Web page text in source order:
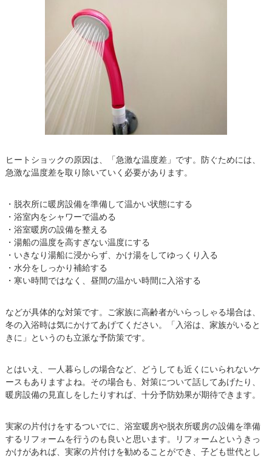
ヒートショックの原因は、「急激な温度差」です。防ぐためには、
急激な温度差を取り除いていく必要があります。
・脱衣所に暖房設備を準備して温かい状態にする
・浴室内をシャワーで温める
・浴室暖房の設備を整える
・湯船の温度を高すぎない温度にする
・いきなり湯船に浸からず、かけ湯をしてゆっくり入る
・水分をしっかり補給する
・寒い時間ではなく、昼間の温かい時間に入浴する
などが具体的な対策です。ご家族に高齢者がいらっしゃる場合は、
冬の入浴時は気にかけてあげてください。「入浴は、家族がいると
きに」というのも立派な予防策です。
とはいえ、一人暮らしの場合など、どうしても近くにいられないケ
ースもありますよね。その場合も、対策について話してあげたり、
暖房設備の見直しをしたりすれば、十分予防効果が期待できます。
実家の片付けをするついでに、浴室暖房や脱衣所暖房の設備を準備
するリフォームを行うのも良いと思います。リフォームというきっ
かけがあれば、実家の片付けを勧めることができ、子ども世代とし